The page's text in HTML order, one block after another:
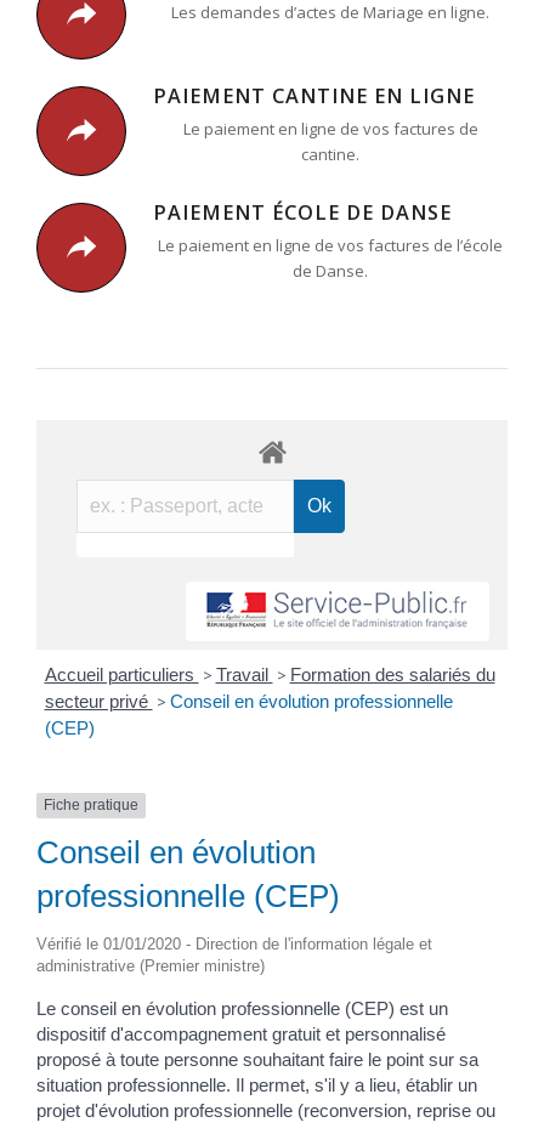
Les demandes d’actes de Mariage en ligne.
PAIEMENT CANTINE EN LIGNE
Le paiement en ligne de vos factures de
cantine.
PAIEMENT ÉCOLE DE DANSE
Le paiement en ligne de vos factures de l’école
de Danse.
Accueil particuliers > Travail > Formation des salariés du
secteur privé > Conseil en évolution professionnelle
(CEP)
Fiche pratique
Conseil en évolution
professionnelle (CEP)
Vérifié le 01/01/2020 - Direction de l'information légale et
administrative (Premier ministre)
Le conseil en évolution professionnelle (CEP) est un
dispositif d'accompagnement gratuit et personnalisé
proposé à toute personne souhaitant faire le point sur sa
situation professionnelle. Il permet, s'il y a lieu, établir un
projet d'évolution professionnelle (reconversion, reprise ou